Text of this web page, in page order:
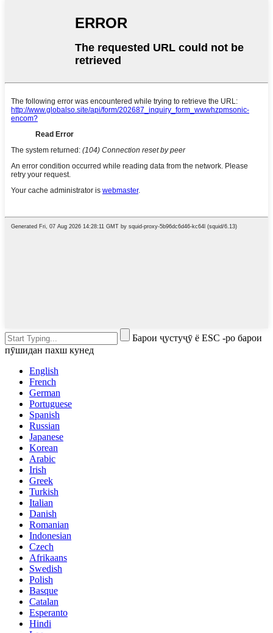
Барои ҷустуҷӯ ё ESC -ро барои
пӯшидан пахш кунед
English
French
German
Portuguese
Spanish
Russian
Japanese
Korean
Arabic
Irish
Greek
Turkish
Italian
Danish
Romanian
Indonesian
Czech
Afrikaans
Swedish
Polish
Basque
Catalan
Esperanto
Hindi